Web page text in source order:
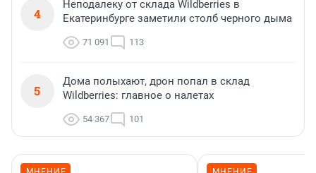
4
Неподалеку от склада Wildberries в
Екатеринбурге заметили столб черного дыма
71 091 113
5
Дома полыхают, дрон попал в склад
Wildberries: главное о налетах
54 367 101